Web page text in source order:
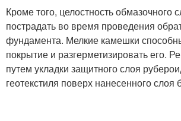
Кроме того, целостность обмазочного
пострадать во время проведения
фундамента. Мелкие камешки
покрытие и разгерметизировать его.
путем укладки защитного слоя
геотекстиля поверх нанесенного слоя